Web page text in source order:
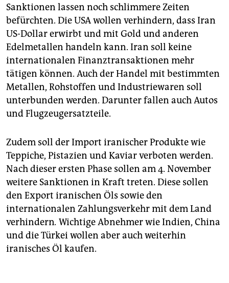
Sanktionen lassen noch schlimmere Zeiten
befürchten. Die USA wollen verhindern, dass Iran
US-Dollar erwirbt und mit Gold und anderen
Edelmetallen handeln kann. Iran soll keine
internationalen Finanztransak­tionen mehr
tätigen können. Auch der Handel mit bestimmten
Metallen, Rohstoffen und Industriewaren soll
unterbunden werden. Darunter fallen auch Autos
und Flugzeug­ersatzteile.
Zudem soll der Import iranischer Produkte wie
Teppiche, Pistazien und Kaviar verboten werden.
Nach dieser ersten Phase sollen am 4. November
weitere Sanktionen in Kraft treten. Diese sollen
den Export iranischen Öls sowie den
internationalen Zahlungsverkehr mit dem Land
verhindern. Wichtige Abnehmer wie Indien, China
und die Türkei wollen aber auch weiterhin
iranisches Öl kaufen.